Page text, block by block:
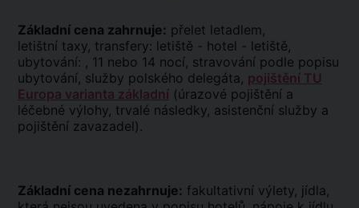
Základní cena zahrnuje: přelet letadlem,
letištní taxy, transfery: letiště - hotel - letiště,
ubytování: , 11 nebo 14 nocí, stravování podle popisu
ubytování, služby polského delegáta, pojištění TU
Europa varianta základní (úrazové pojištění a
léčebné výlohy, trvalé následky, asistenční služby a
pojištění zavazadel).
Základní cena nezahrnuje: fakultativní výlety, jídla,